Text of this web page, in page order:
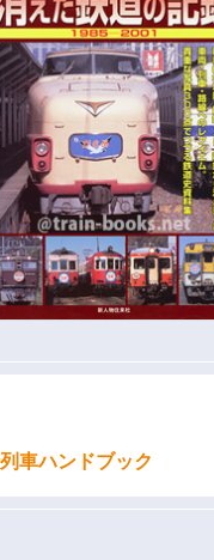
車ハンドブック